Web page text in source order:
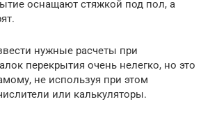
оснащают стяжкой под пол, а
нужные расчеты при
перекрытия очень нелегко, но это
не используя при этом
или калькуляторы.